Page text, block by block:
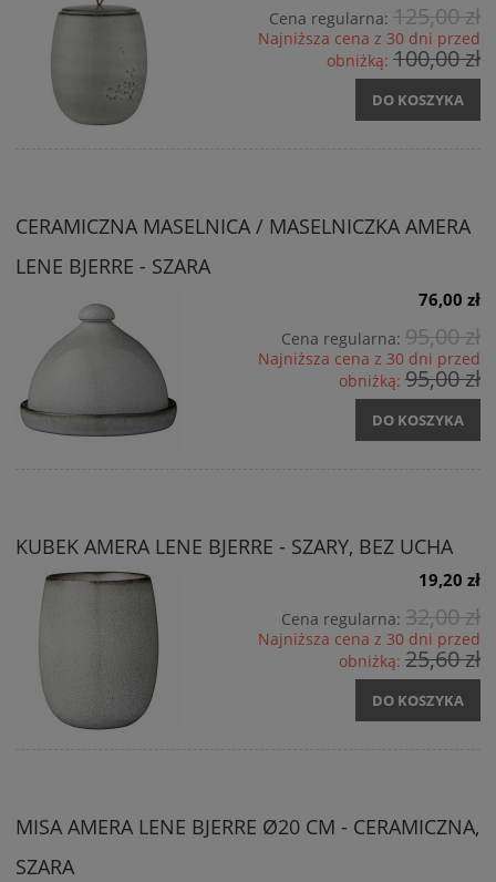
Cena regularna: 125,00 zł
Najniższa cena z 30 dni przed
obniżką: 100,00 zł
DO KOSZYKA
CERAMICZNA MASELNICA / MASELNICZKA AMERA
LENE BJERRE - SZARA
76,00 zł
Cena regularna: 95,00 zł
Najniższa cena z 30 dni przed
obniżką: 95,00 zł
DO KOSZYKA
KUBEK AMERA LENE BJERRE - SZARY, BEZ UCHA
19,20 zł
Cena regularna: 32,00 zł
Najniższa cena z 30 dni przed
obniżką: 25,60 zł
DO KOSZYKA
MISA AMERA LENE BJERRE Ø20 CM - CERAMICZNA,
SZARA